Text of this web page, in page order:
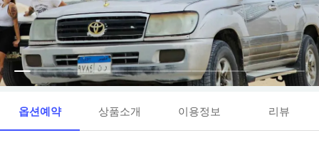
옵션예약 상품소개 이용정보 리뷰